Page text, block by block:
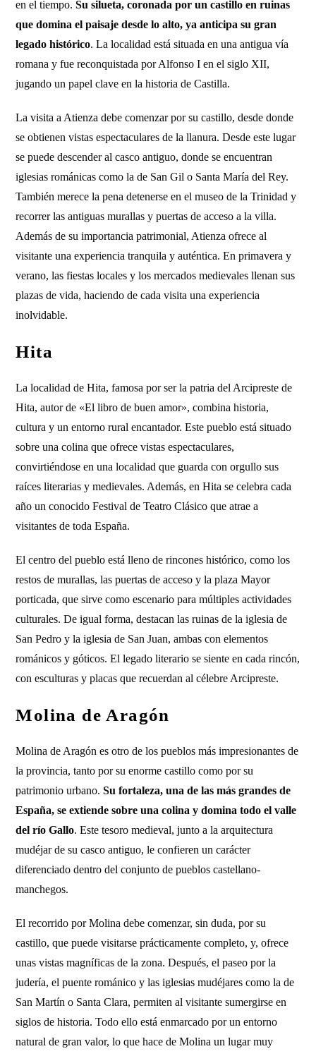
en el tiempo.Su silueta, coronada por un castillo en ruinas
que domina el paisaje desde lo alto, ya anticipa su gran
legado histórico. La localidad está situada en una antigua vía
romana y fue reconquistada por Alfonso I en el siglo XII,
jugando un papel clave en la historia de Castilla.
La visita a Atienza debe comenzar por su castillo, desde donde
se obtienen vistas espectaculares de la llanura. Desde este lugar
se puede descender al casco antiguo, donde se encuentran
iglesias románicas como la de San Gil o Santa María del Rey.
También merece la pena detenerse en el museo de la Trinidad y
recorrer las antiguas murallas y puertas de acceso a la villa.
Además de su importancia patrimonial, Atienza ofrece al
visitante una experiencia tranquila y auténtica. En primavera y
verano, las fiestas locales y los mercados medievales llenan sus
plazas de vida, haciendo de cada visita una experiencia
inolvidable.
Hita
La localidad de Hita, famosa por ser la patria del Arcipreste de
Hita, autor de «El libro de buen amor», combina historia,
cultura y un entorno rural encantador. Este pueblo está situado
sobre una colina que ofrece vistas espectaculares,
convirtiéndose en una localidad que guarda con orgullo sus
raíces literarias y medievales. Además, en Hita se celebra cada
año un conocido Festival de Teatro Clásico que atrae a
visitantes de toda España.
El centro del pueblo está lleno de rincones histórico, como los
restos de murallas, las puertas de acceso y la plaza Mayor
porticada, que sirve como escenario para múltiples actividades
culturales. De igual forma, destacan las ruinas de la iglesia de
San Pedro y la iglesia de San Juan, ambas con elementos
románicos y góticos. El legado literario se siente en cada rincón,
con esculturas y placas que recuerdan al célebre Arcipreste.
Molina de Aragón
Molina de Aragón es otro de los pueblos más impresionantes de
la provincia, tanto por su enorme castillo como por su
patrimonio urbano.Su fortaleza, una de las más grandes de
España, se extiende sobre una colina y domina todo el valle
del río Gallo. Este tesoro medieval, junto a la arquitectura
mudéjar de su casco antiguo, le confieren un carácter
diferenciado dentro del conjunto de pueblos castellano-
manchegos.
El recorrido por Molina debe comenzar, sin duda, por su
castillo, que puede visitarse prácticamente completo, y, ofrece
unas vistas magníficas de la zona. Después, el paseo por la
judería, el puente románico y las iglesias mudéjares como la de
San Martín o Santa Clara, permiten al visitante sumergirse en
siglos de historia. Todo ello está enmarcado por un entorno
natural de gran valor, lo que hace de Molina un lugar muy